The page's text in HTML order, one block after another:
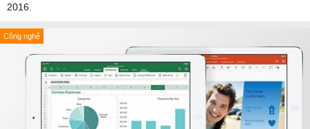
2016.
Công nghệ